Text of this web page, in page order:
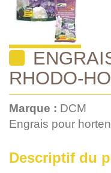
RHODO-
Marque : DCM
Engrais pour
Descriptif du